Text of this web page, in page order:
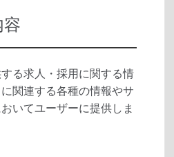
る求人・採用に関する情
関連する各種の情報やサ
いてユーザーに提供しま